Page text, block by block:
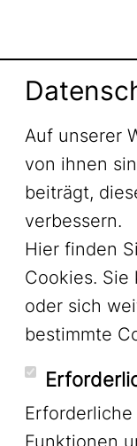
Auf unserer
von ihnen
beiträgt,
verbessern.
Hier finden
Cookies.
oder sich
bestimmte
Funktionen